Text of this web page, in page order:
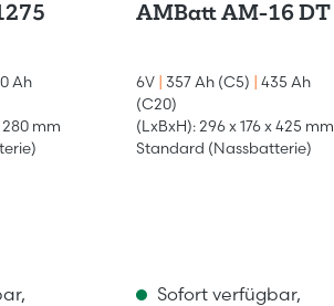
Ah
280 mm
AMBatt AM-16 DT
6V 357 Ah (C5)
435 Ah
(C20)
(LxBxH): 296 x 176 x 425 mm
Standard (Nassbatterie)
Sofort verfügbar,